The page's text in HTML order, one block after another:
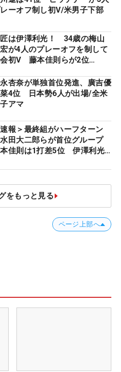
ーオフ制し初V/米男子下部
は伊澤利光！ 34歳の梅山
が4人のプレーオフを制して
初V 藤本佳則らが2位
杏奈が単独首位発進、廣吉優
4位 日本勢6人が出場/全米
アマ
速報＞最終組がハーフターン
田大二郎らが首位グループ
佳則は1打差5位 伊澤利光
OPEN】
をもっと見る
ページ上部へ